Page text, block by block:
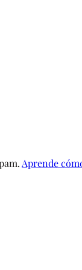
Aprende